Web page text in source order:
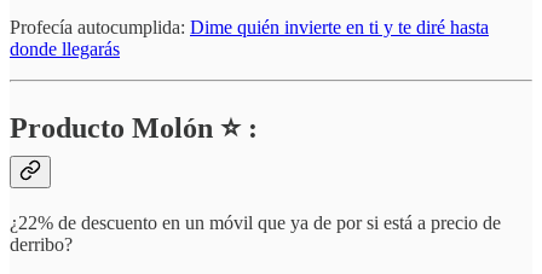
Profecía autocumplida: Dime quién invierte en ti y te diré hasta
donde llegarás
Producto Molón ⭐ :
¿22% de descuento en un móvil que ya de por si está a precio de
derribo?